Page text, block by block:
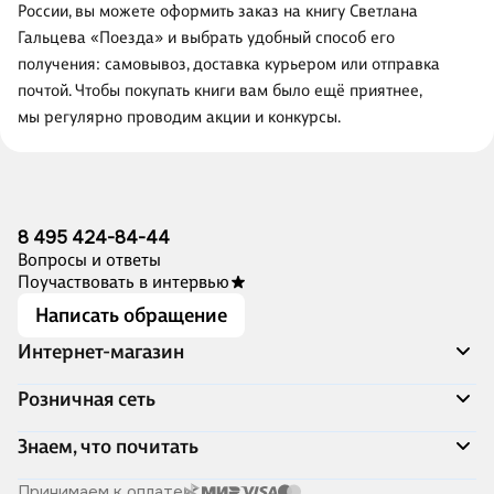
России, вы можете оформить заказ на книгу Светлана
Гальцева «Поезда» и выбрать удобный способ его
получения: самовывоз, доставка курьером или отправка
почтой. Чтобы покупать книги вам было ещё приятнее,
мы регулярно проводим акции и конкурсы.
8 495 424-84-44
Вопросы и ответы
Поучаствовать в интервью
Написать обращение
Интернет-магазин
Акции
Доставка и оплата
Программа лояльности
Подарочные сертификаты
Розничная сеть
Адреса магазинов
Книжный Дозор
О компании
Знаем, что почитать
Скоро в продаже